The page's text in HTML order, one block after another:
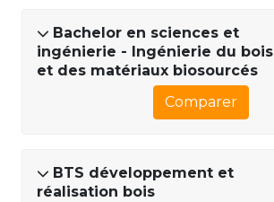
Bachelor en sciences et
ingénierie - Ingénierie du bois
et des matériaux biosourcés
Comparer
BTS développement et
réalisation bois